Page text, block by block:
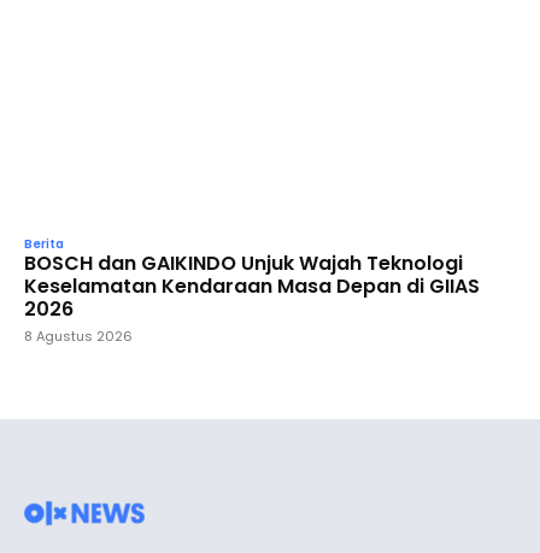
Berita
BOSCH dan GAIKINDO Unjuk Wajah Teknologi
Keselamatan Kendaraan Masa Depan di GIIAS
2026
8 Agustus 2026